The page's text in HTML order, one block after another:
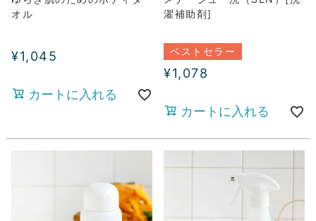
オル
¥1,045
カートに入れる
濯補助剤]
ベストセラー
¥1,078
カートに入れる